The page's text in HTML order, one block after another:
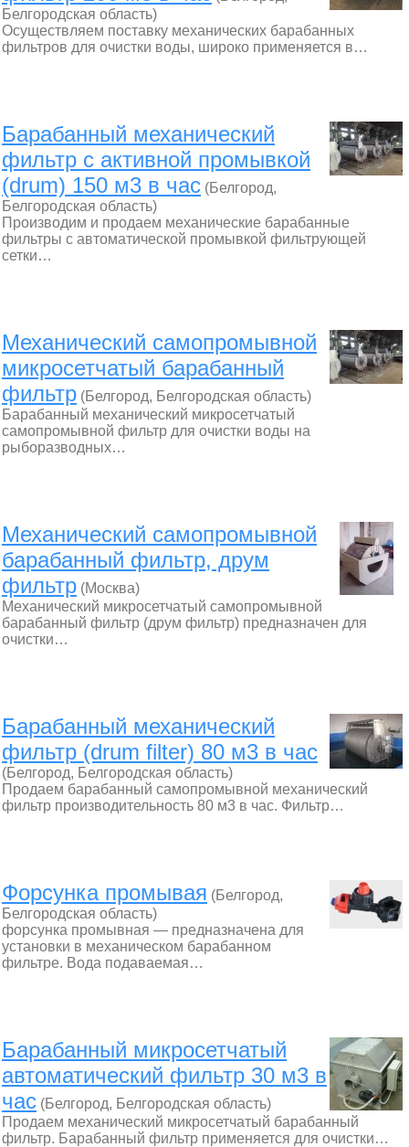
Белгородская область)
Осуществляем поставку механических барабанных
фильтров для очистки воды, широко применяется в…
Барабанный механический
фильтр с активной промывкой
(drum) 150 м3 в час (Белгород,
Белгородская область)
Производим и продаем механические барабанные
фильтры с автоматической промывкой фильтрующей
сетки…
Механический самопромывной
микросетчатый барабанный
фильтр (Белгород, Белгородская область)
Барабанный механический микросетчатый
самопромывной фильтр для очистки воды на
рыборазводных…
Механический самопромывной
барабанный фильтр, друм
фильтр (Москва)
Механический микросетчатый самопромывной
барабанный фильтр (друм фильтр) предназначен для
очистки…
Барабанный механический
фильтр (drum filter) 80 м3 в час
(Белгород, Белгородская область)
Продаем барабанный самопромывной механический
фильтр производительность 80 м3 в час. Фильтр…
Форсунка промывая (Белгород,
Белгородская область)
форсунка промывная — предназначена для
установки в механическом барабанном
фильтре. Вода подаваемая…
Барабанный микросетчатый
автоматический фильтр 30 м3 в
час (Белгород, Белгородская область)
Продаем механический микросетчатый барабанный
фильтр. Барабанный фильтр применяется для очистки…